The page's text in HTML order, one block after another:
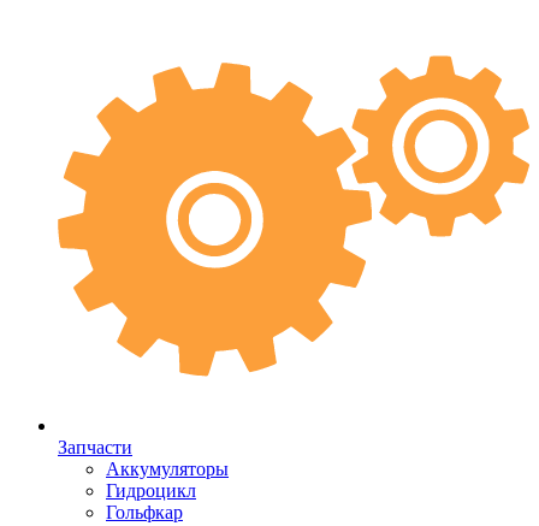
Запчасти
Аккумуляторы
Гидроцикл
Гольфкар